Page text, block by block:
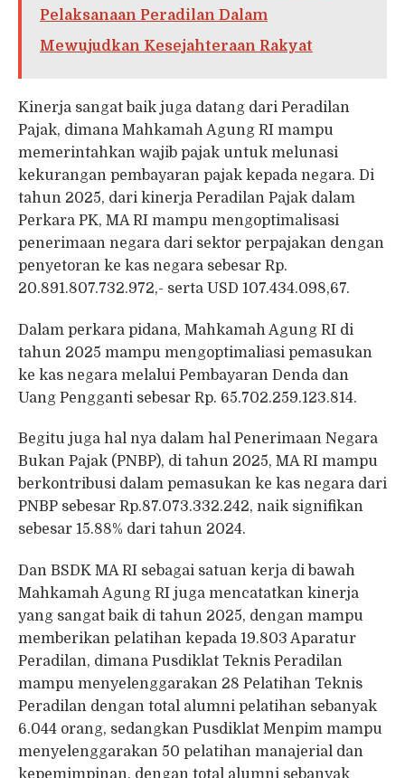
Pelaksanaan Peradilan Dalam
Mewujudkan Kesejahteraan Rakyat
Kinerja sangat baik juga datang dari Peradilan
Pajak, dimana Mahkamah Agung RI mampu
memerintahkan wajib pajak untuk melunasi
kekurangan pembayaran pajak kepada negara. Di
tahun 2025, dari kinerja Peradilan Pajak dalam
Perkara PK, MA RI mampu mengoptimalisasi
penerimaan negara dari sektor perpajakan dengan
penyetoran ke kas negara sebesar Rp.
20.891.807.732.972,- serta USD 107.434.098,67.
Dalam perkara pidana, Mahkamah Agung RI di
tahun 2025 mampu mengoptimaliasi pemasukan
ke kas negara melalui Pembayaran Denda dan
Uang Pengganti sebesar Rp. 65.702.259.123.814.
Begitu juga hal nya dalam hal Penerimaan Negara
Bukan Pajak (PNBP), di tahun 2025, MA RI mampu
berkontribusi dalam pemasukan ke kas negara dari
PNBP sebesar Rp.87.073.332.242, naik signifikan
sebesar 15.88% dari tahun 2024.
Dan BSDK MA RI sebagai satuan kerja di bawah
Mahkamah Agung RI juga mencatatkan kinerja
yang sangat baik di tahun 2025, dengan mampu
memberikan pelatihan kepada 19.803 Aparatur
Peradilan, dimana Pusdiklat Teknis Peradilan
mampu menyelenggarakan 28 Pelatihan Teknis
Peradilan dengan total alumni pelatihan sebanyak
6.044 orang, sedangkan Pusdiklat Menpim mampu
menyelenggarakan 50 pelatihan manajerial dan
kepemimpinan, dengan total alumni sebanyak